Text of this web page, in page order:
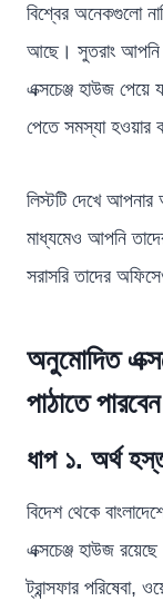
বিশ্বের অনেকগুলো
আছে। সুতরাং
এক্সচেঞ্জ হাউজ
পেতে সমস্যা হওয়ার
লিস্টটি দেখে
মাধ্যমেও আপনি
সরাসরি তাদের
অনুমোদিত
পাঠাতে পারবেন
ধাপ ১. অর্থ
বিদেশ থেকে
এক্সচেঞ্জ হাউজ
ট্রান্সফার পরিষেবা,